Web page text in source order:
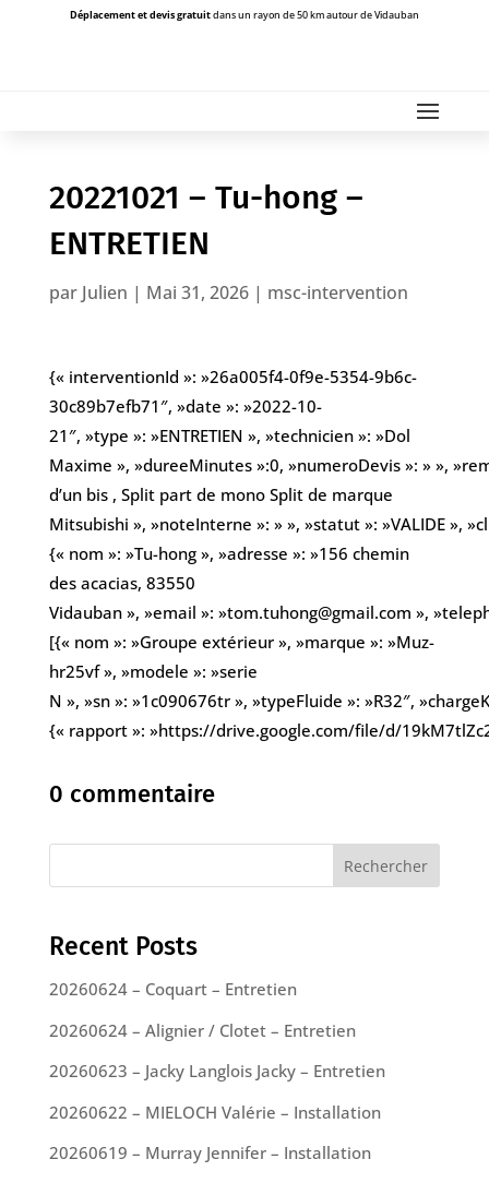
Déplacement et devis gratuitdans un rayon de 50 km autour de Vidauban
20221021 – Tu-hong –
ENTRETIEN
par Julien | Mai 31, 2026| msc-intervention
{« interventionId »: »26a005f4-0f9e-5354-9b6c-
30c89b7efb71″, »date »: »2022-10-
21″, »type »: »ENTRETIEN », »technicien »: »Dol
Maxime », »dureeMinutes »:0, »numeroDevis »: » »,
d’un bis , Split part de mono Split de marque
Mitsubishi », »noteInterne »: » », »statut »: »VALIDE »,
{« nom »: »Tu-hong », »adresse »: »156 chemin
des acacias, 83550
Vidauban », »email »: »tom.tuhong@gmail.com »,
[{« nom »: »Groupe extérieur », »marque »: »Muz-
hr25vf », »modele »: »serie
N », »sn »: »1c090676tr », »typeFluide »: »R32″,
{« rapport »: »https://drive.google.com/file/d/
0 commentaire
Rechercher
Recent Posts
20260624 – Coquart – Entretien
20260624 – Alignier / Clotet – Entretien
20260623 – Jacky Langlois Jacky – Entretien
20260622 – MIELOCH Valérie – Installation
20260619 – Murray Jennifer – Installation